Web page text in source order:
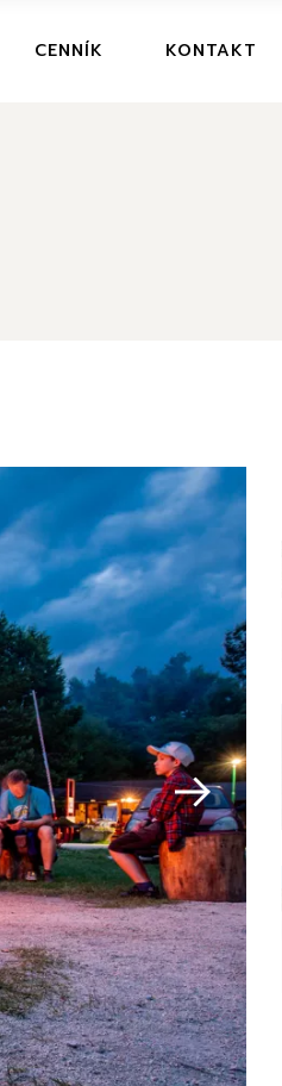
CENNÍK KONTAKT